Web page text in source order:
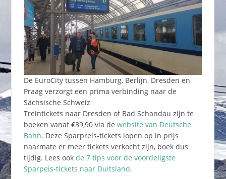
De EuroCity tussen Hamburg, Berlijn, Dresden en
Praag verzorgt een prima verbinding naar de
Sächsische Schweiz
Treintickets naar Dresden of Bad Schandau zijn te
boeken vanaf €39,90 via de website van Deutsche
Bahn. Deze Sparpreis-tickets lopen op in prijs
naarmate er meer tickets verkocht zijn, boek dus
tijdig. Lees ook de 7 tips voor de voordeligste
Sparpeis-tickets naar Duitsland.